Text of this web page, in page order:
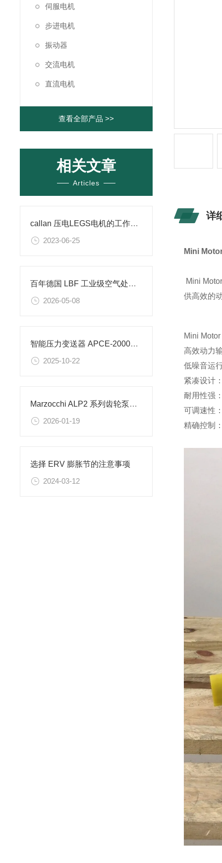
伺服电机
步进电机
振动器
交流电机
直流电机
查看全部产品 >>
相关文章
Articles
callan 压电LEGS电机的工作原理
2023-06-25
百年德国 LBF 工业级空气处理与振动控制 严苛工况定制方案
2026-05-08
智能压力变送器 APCE-2000的安装
2025-10-22
Marzocchi ALP2 系列齿轮泵的工作原理
2026-01-19
选择 ERV 膨胀节的注意事项
2024-03-12
详
Mini
Mini
供高效的
Mini
高效动力
低噪音运
紧凑设计
耐用性强
可调速性
精确控制